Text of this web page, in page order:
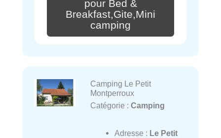
pour Bed &
Breakfast,Gite,Mini
camping
Camping Le Petit
Montperroux
Catégorie : Camping
Adresse : Le Petit